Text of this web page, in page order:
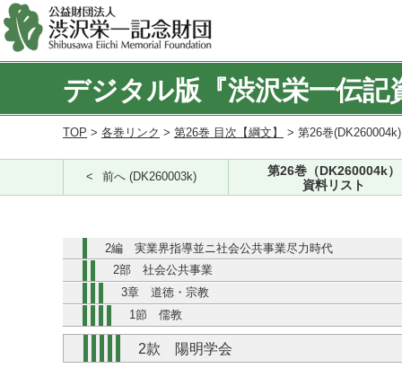
デジタル版『渋沢栄一伝記
TOP > 各巻リンク > 第26巻 目次【綱文】 > 第26巻
前へ (DK260003k)
第26巻（DK260004k）
資料リスト
2編 実業界指導並ニ社会公共事業尽力時代
2部 社会公共事業
3章 道徳・宗教
1節 儒教
2款 陽明学会